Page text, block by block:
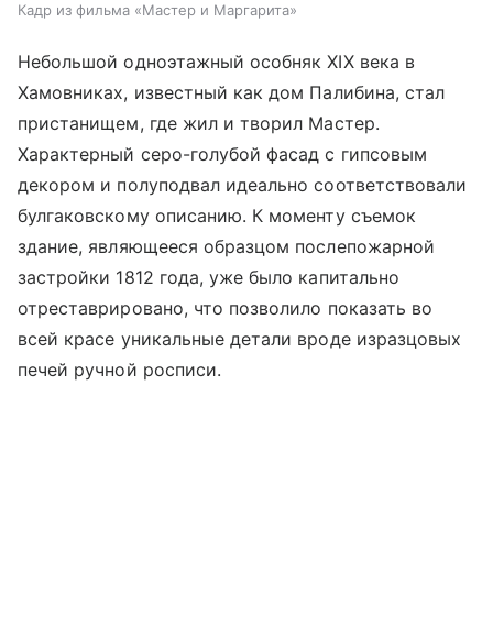
Кадр из фильма «Мастер и Маргарита»
Небольшой одноэтажный особняк XIX века в
Хамовниках, известный как дом Палибина, стал
пристанищем, где жил и творил Мастер.
Характерный серо-голубой фасад с гипсовым
декором и полуподвал идеально соответствовали
булгаковскому описанию. К моменту съемок
здание, являющееся образцом послепожарной
застройки 1812 года, уже было капитально
отреставрировано, что позволило показать во
всей красе уникальные детали вроде изразцовых
печей ручной росписи.